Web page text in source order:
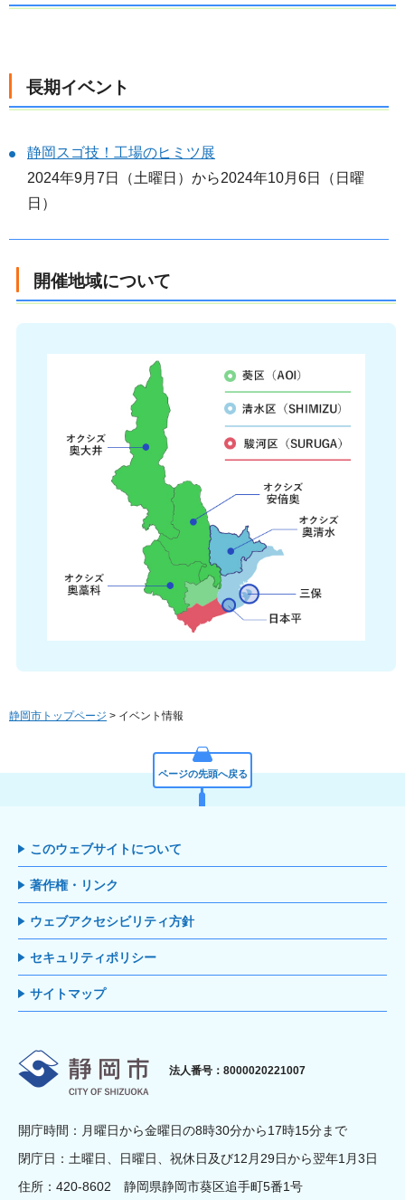
長期イベント
静岡スゴ技！工場のヒミツ展
2024年9月7日（土曜日）から2024年10月6日（日曜
日）
開催地域について
静岡市トップページ > イベント情報
ページの先頭へ戻る
このウェブサイトについて
著作権・リンク
ウェブアクセシビリティ方針
セキュリティポリシー
サイトマップ
静岡市
法人番号：8000020221007
開庁時間：月曜日から金曜日の8時30分から17時15分まで
閉庁日：土曜日、日曜日、祝休日及び12月29日から翌年1月3日
住所：420-8602 静岡県静岡市葵区追手町5番1号